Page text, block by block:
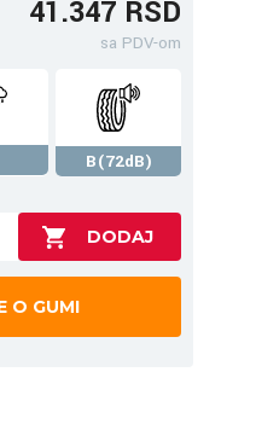
41.347 RSD
sa PDV-om
B(72dB)
O GUMI